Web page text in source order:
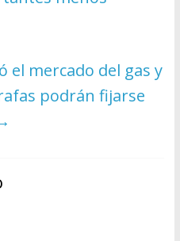
el mercado del gas y
podrán fijarse